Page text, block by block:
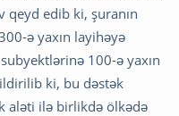
edib ki, şuranın
ə yaxın layihəyə
100-ə yaxın
ki, bu dəstək
aləti ilə birlikdə ölkədə